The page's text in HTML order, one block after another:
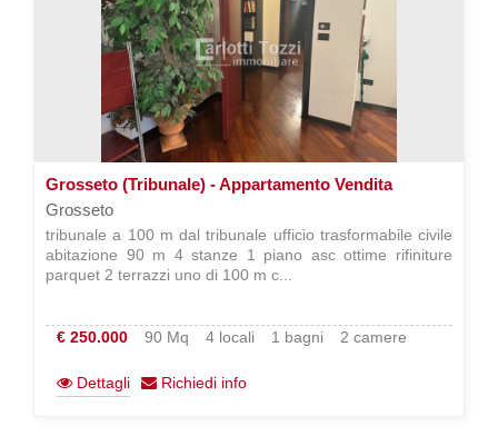
Grosseto (Tribunale) - Appartamento Vendita
Grosseto
tribunale a 100 m dal tribunale ufficio trasformabile civile
abitazione 90 m 4 stanze 1 piano asc ottime rifiniture
parquet 2 terrazzi uno di 100 m c...
€ 250.000 90 Mq 4 locali 1 bagni 2 camere
Dettagli Richiedi info